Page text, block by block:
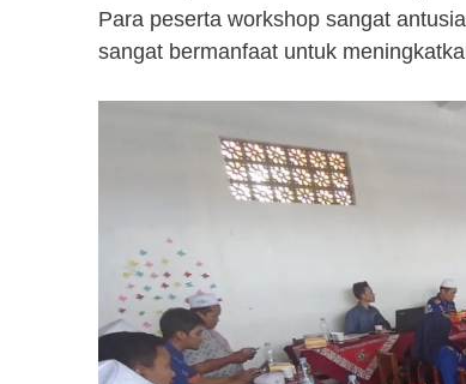
Para peserta workshop sangat
sangat bermanfaat untuk